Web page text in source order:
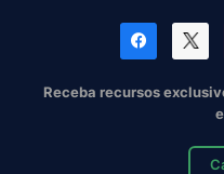
Receba recursos